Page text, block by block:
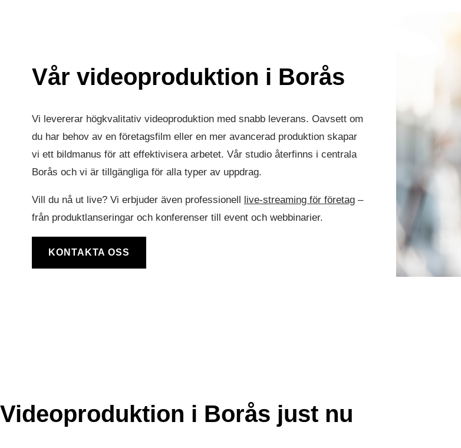
Vår videoproduktion i Borås
Vi levererar högkvalitativ videoproduktion med snabb leverans. Oavsett om
du har behov av en företagsfilm eller en mer avancerad produktion skapar
vi ett bildmanus för att effektivisera arbetet. Vår studio återfinns i centrala
Borås och vi är tillgängliga för alla typer av uppdrag.
Vill du nå ut live? Vi erbjuder även professionell live-streaming för företag–
från produktlanseringar och konferenser till event och webbinarier.
KONTAKTA OSS
Videoproduktion i Borås just nu